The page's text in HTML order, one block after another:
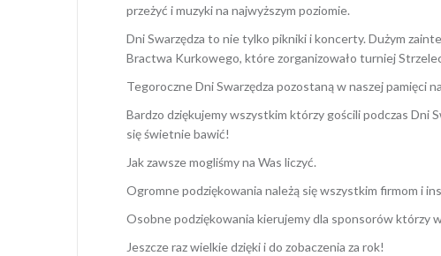
przeżyć i muzyki na najwyższym poziomie.
Dni Swarzędza to nie tylko pikniki i koncerty. Dużym
Bractwa Kurkowego, które zorganizowało turniej
Tegoroczne Dni Swarzędza pozostaną w naszej pamięci
Bardzo dziękujemy wszystkim którzy gościli podczas Dni
się świetnie bawić!
Jak zawsze mogliśmy na Was liczyć.
Ogromne podziękowania należą się wszystkim firmom i
Osobne podziękowania kierujemy dla sponsorów którzy
Jeszcze raz wielkie dzięki i do zobaczenia za rok!